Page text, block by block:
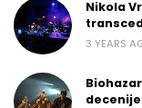
Nikola
3 YEARS